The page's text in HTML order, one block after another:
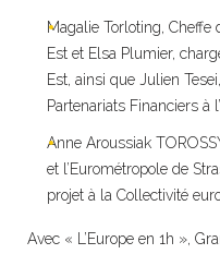
Magalie Torloting, Cheffe
Est et Elsa Plumier,
Est, ainsi que Julien
Partenariats Financiers à
Anne Aroussiak
et l’Eurométropole de
projet à la Collectivité
Avec « L’Europe en 1h »,